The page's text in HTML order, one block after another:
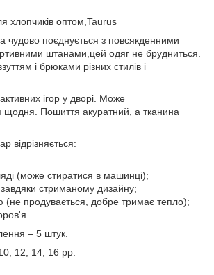
хлопчиків оптом,Taurus
чудово поєднується з повсякденними
штанами,цей одяг не брудниться.
і брюками різних стилів і
ігор у дворі. Може
щодня. Пошиття акуратний, а тканина
відрізняється:
(може стиратися в машинці);
завдяки стриманому дизайну;
(не продувається, добре тримає тепло);
– 5 штук.
12, 14, 16 рр.